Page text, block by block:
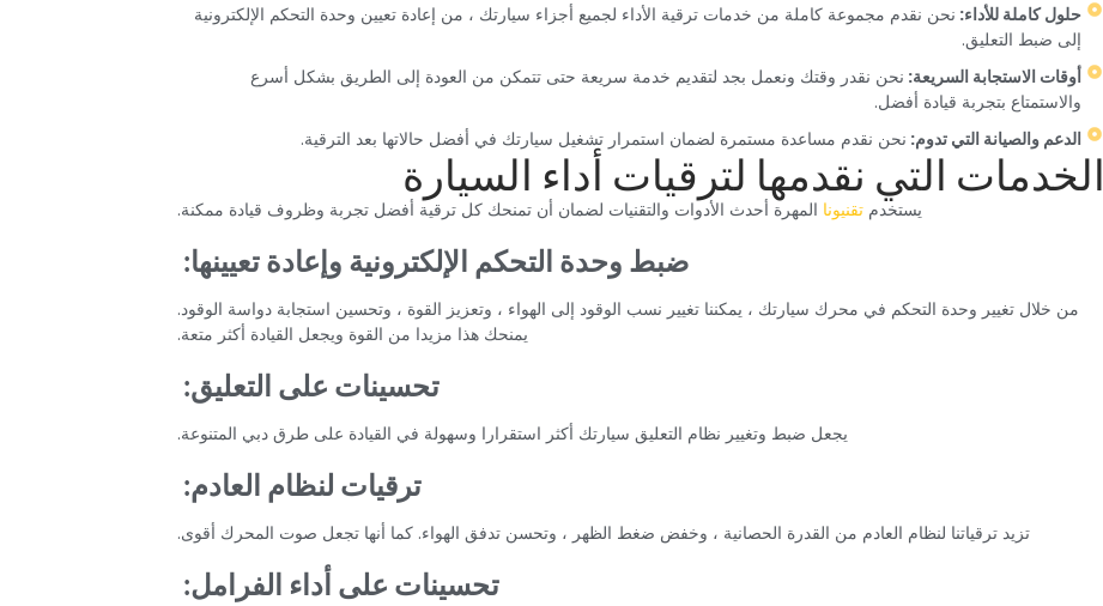
‏حلول كاملة للأداء: ‏ ‏نحن نقدم مجموعة كاملة من خدمات ترقية الأداء لجميع أجزاء سيارتك ، من إعادة تعيين وحدة التحكم الإلكترونية
إلى ضبط التعليق.‏
‏أوقات الاستجابة السريعة: ‏ ‏نحن نقدر وقتك ونعمل بجد لتقديم خدمة سريعة حتى تتمكن من العودة إلى الطريق بشكل أسرع
والاستمتاع بتجربة قيادة أفضل.‏
‏الدعم والصيانة التي تدوم: ‏ ‏نحن نقدم مساعدة مستمرة لضمان استمرار تشغيل سيارتك في أفضل حالاتها بعد الترقية.‏
‏الخدمات التي نقدمها لترقيات أداء السيارة‏
‏يستخدم ‏‏تقنيونا‏ ‏المهرة أحدث الأدوات والتقنيات لضمان أن تمنحك كل ترقية أفضل تجربة وظروف قيادة ممكنة.‏
‏ضبط وحدة التحكم الإلكترونية وإعادة تعيينها:‏
‏من خلال تغيير وحدة التحكم في محرك سيارتك ، يمكننا تغيير نسب الوقود إلى الهواء ، وتعزيز القوة ، وتحسين استجابة دواسة الوقود.
يمنحك هذا مزيدا من القوة ويجعل القيادة أكثر متعة.‏
‏تحسينات على التعليق:‏
‏يجعل ضبط وتغيير نظام التعليق سيارتك أكثر استقرارا وسهولة في القيادة على طرق دبي المتنوعة.‏
‏ترقيات لنظام العادم:‏
‏تزيد ترقياتنا لنظام العادم من القدرة الحصانية ، وخفض ضغط الظهر ، وتحسن تدفق الهواء. كما أنها تجعل صوت المحرك أقوى.‏
‏تحسينات على أداء الفرامل:‏